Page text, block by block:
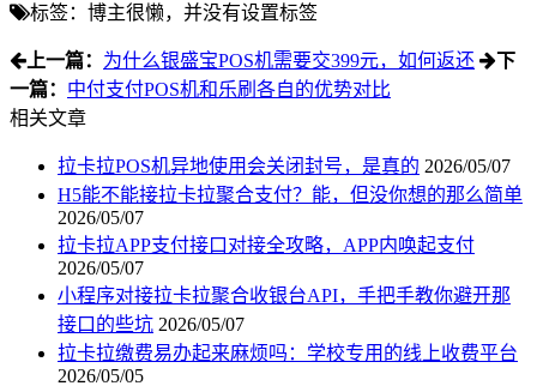
标签：博主很懒，并没有设置标签
上一篇： 为什么银盛宝POS机需要交399元，如何返还
下
一篇： 中付支付POS机和乐刷各自的优势对比
相关文章
拉卡拉POS机异地使用会关闭封号，是真的 2026/05/07
H5能不能接拉卡拉聚合支付？能，但没你想的那么简单
2026/05/07
拉卡拉APP支付接口对接全攻略，APP内唤起支付
2026/05/07
小程序对接拉卡拉聚合收银台API，手把手教你避开那
接口的些坑 2026/05/07
拉卡拉缴费易办起来麻烦吗：学校专用的线上收费平台
2026/05/05